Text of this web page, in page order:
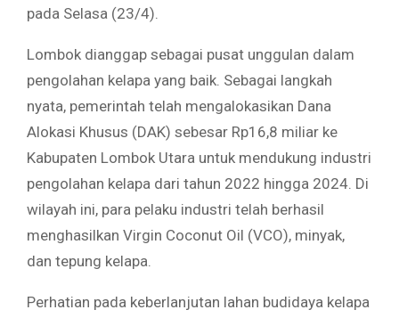
pada Selasa (23/4).
Lombok dianggap sebagai pusat unggulan dalam
pengolahan kelapa yang baik. Sebagai langkah
nyata, pemerintah telah mengalokasikan Dana
Alokasi Khusus (DAK) sebesar Rp16,8 miliar ke
Kabupaten Lombok Utara untuk mendukung industri
pengolahan kelapa dari tahun 2022 hingga 2024. Di
wilayah ini, para pelaku industri telah berhasil
menghasilkan Virgin Coconut Oil (VCO), minyak,
dan tepung kelapa.
Perhatian pada keberlanjutan lahan budidaya kelapa